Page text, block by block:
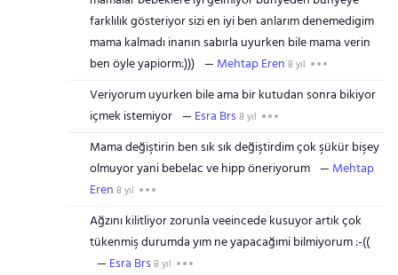
farklılık gösteriyor sizi en iyi ben anlarım denemedigim
mama kalmadı inanın sabırla uyurken bile mama verin
ben öyle yapiorm:)))
Mehtap Eren 8 yıl
Veriyorum uyurken bile ama bir kutudan sonra bikiyor
içmek istemiyor
Esra Brs8 yıl
Mama değiştirin ben sık sık değiştirdim çok şükür bişey
olmuyor yani bebelac ve hipp öneriyorum
Mehtap
Eren 8 yıl
Ağzını kilitliyor zorunla veeincede kusuyor artık çok
tükenmiş durumda yım ne yapacağımi bilmiyorum :-((
Esra Brs8 yıl